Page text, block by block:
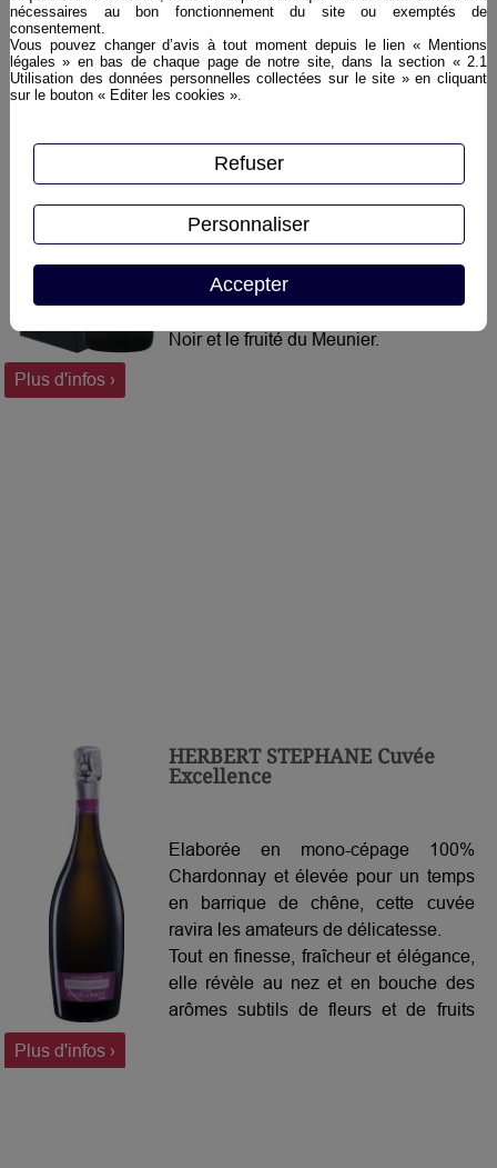
HERBERT STEPHANE Cuvée
Blanc de Noirs
Ce Champagne Extra Brut , est
composé uniquement de raisins noirs,
60% de Pinot Noir et 40% de Meunier
une amplitude et une typicité unique
Noir et le fruité du Meunier.
Plus d'infos ›
HERBERT STEPHANE Cuvée
Excellence
Elaborée en mono-cépage 100%
Chardonnay et élevée pour un temps
en barrique de chêne, cette cuvée
ravira les amateurs de délicatesse.
Tout en finesse, fraîcheur et élégance,
elle révèle au nez et en bouche des
arômes subtils de fleurs et de fruits
Plus d'infos ›
nécessaires au bon fonctionnement du site ou exemptés de
consentement.
Vous pouvez changer d’avis à tout moment depuis le lien « Mentions
légales » en bas de chaque page de notre site, dans la section « 2.1
Utilisation des données personnelles collectées sur le site » en cliquant
sur le bouton « Editer les cookies ».
Accepter
Refuser
Personnaliser